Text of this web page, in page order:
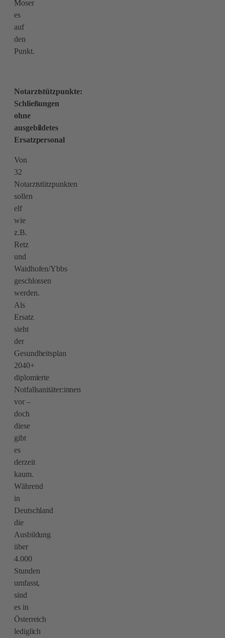
Moser
es
auf
den
Punkt.
Notarztstützpunkte:
Schließungen
ohne
ausgebildetes
Ersatzpersonal
Von
32
Notarztstützpunkten
sollen
elf
wie
z.B.
Retz
und
Waidhofen/Ybbs
geschlossen
werden.
Als
Ersatz
sieht
der
Gesundheitsplan
2040+
diplomierte
Notfallsanitäter:innen
vor –
doch
diese
gibt
es
derzeit
kaum.
Während
in
Deutschland
die
Ausbildung
über
4.000
Stunden
umfasst,
sind
es in
Österreich
lediglich